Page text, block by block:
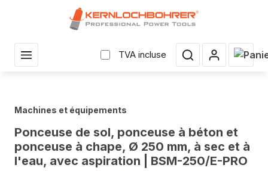
TVA incluse Le
Machines et équipements
Ponceuse de sol, ponceuse à béton et
ponceuse à chape, Ø 250 mm, à sec et à
l'eau, avec aspiration | BSM-250/E-PRO